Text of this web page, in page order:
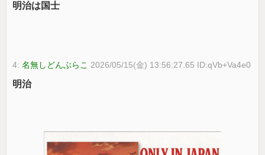
明治は国士
4:名無しどんぶらこ 2026/05/15(金) 13:56:27.65 ID:qVb+Va4e0
明治